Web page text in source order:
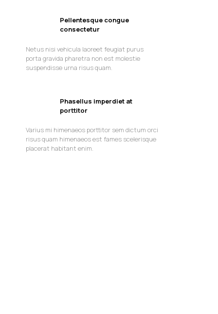
Pellentesque congue
consectetur
Netus nisi vehicula laoreet feugiat purus
porta gravida pharetra non est molestie
suspendisse urna risus quam.
Phasellus imperdiet at
porttitor
Varius mi himenaeos porttitor sem dictum orci
risus quam himenaeos est fames scelerisque
placerat habitant enim.